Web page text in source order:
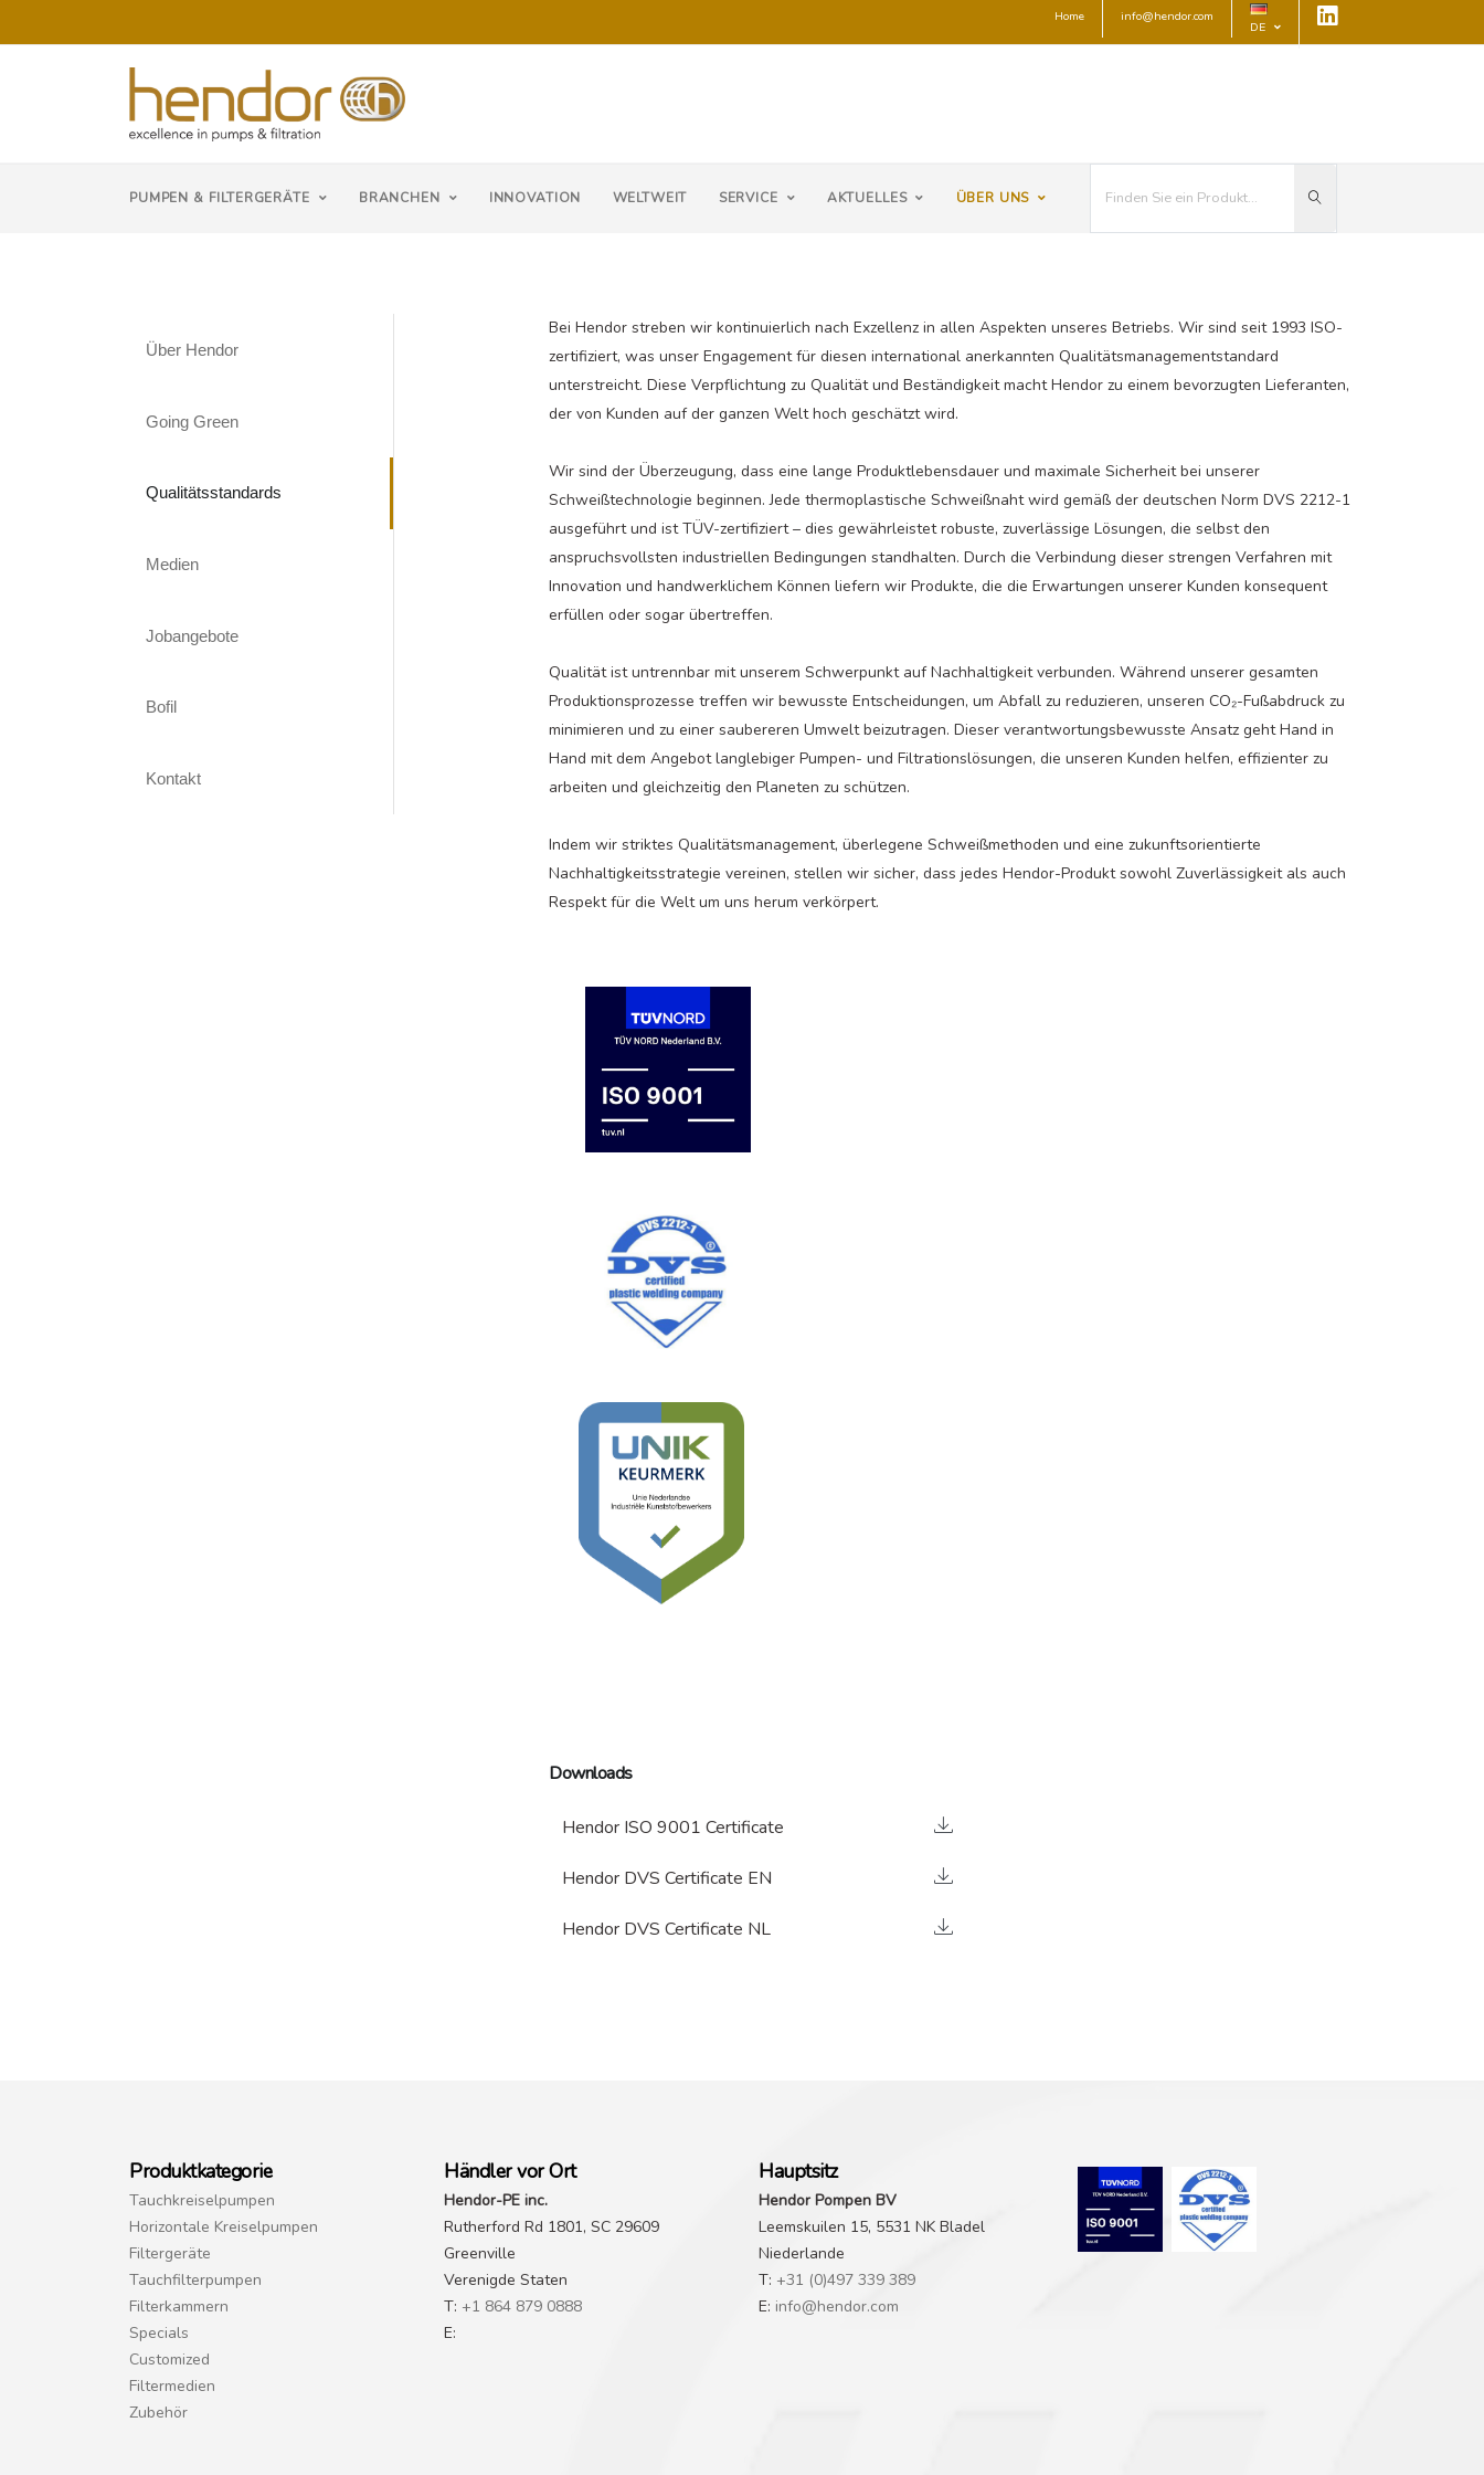
Home info@hendor.com
DE
PUMPEN & FILTERGERÄTE BRANCHEN INNOVATION WELTWEIT SERVICE AKTUELLES ÜBER UNS
Über Hendor
Going Green
Qualitätsstandards
Medien
Jobangebote
Bofil
Kontakt
Bei Hendor streben wir kontinuierlich nach Exzellenz in allen Aspekten unseres Betriebs. Wir sind seit 1993 ISO-
zertifiziert, was unser Engagement für diesen international anerkannten Qualitätsmanagementstandard
unterstreicht. Diese Verpflichtung zu Qualität und Beständigkeit macht Hendor zu einem bevorzugten Lieferanten,
der von Kunden auf der ganzen Welt hoch geschätzt wird.
Wir sind der Überzeugung, dass eine lange Produktlebensdauer und maximale Sicherheit bei unserer
Schweißtechnologie beginnen. Jede thermoplastische Schweißnaht wird gemäß der deutschen Norm DVS 2212-1
ausgeführt und ist TÜV-zertifiziert – dies gewährleistet robuste, zuverlässige Lösungen, die selbst den
anspruchsvollsten industriellen Bedingungen standhalten. Durch die Verbindung dieser strengen Verfahren mit
Innovation und handwerklichem Können liefern wir Produkte, die die Erwartungen unserer Kunden konsequent
erfüllen oder sogar übertreffen.
Qualität ist untrennbar mit unserem Schwerpunkt auf Nachhaltigkeit verbunden. Während unserer gesamten
Produktionsprozesse treffen wir bewusste Entscheidungen, um Abfall zu reduzieren, unseren CO₂-Fußabdruck zu
minimieren und zu einer saubereren Umwelt beizutragen. Dieser verantwortungsbewusste Ansatz geht Hand in
Hand mit dem Angebot langlebiger Pumpen- und Filtrationslösungen, die unseren Kunden helfen, effizienter zu
arbeiten und gleichzeitig den Planeten zu schützen.
Indem wir striktes Qualitätsmanagement, überlegene Schweißmethoden und eine zukunftsorientierte
Nachhaltigkeitsstrategie vereinen, stellen wir sicher, dass jedes Hendor-Produkt sowohl Zuverlässigkeit als auch
Respekt für die Welt um uns herum verkörpert.
Downloads
Hendor ISO 9001 Certificate
Hendor DVS Certificate EN
Hendor DVS Certificate NL
Produktkategorie
Tauchkreiselpumpen
Horizontale Kreiselpumpen
Filtergeräte
Tauchfilterpumpen
Filterkammern
Specials
Customized
Filtermedien
Zubehör
Händler vor Ort
Hendor-PE inc.
Rutherford Rd 1801, SC 29609
Greenville
Verenigde Staten
T: +1 864 879 0888
E:
Hauptsitz
Hendor Pompen BV
Leemskuilen 15, 5531 NK Bladel
Niederlande
T: +31 (0)497 339 389
E: info@hendor.com